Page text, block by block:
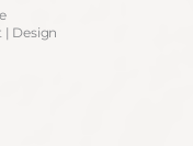
| Design